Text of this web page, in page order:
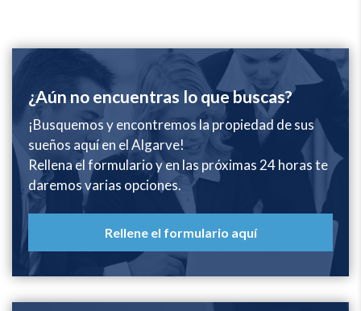
¿Aún no encuentras lo que buscas?
¡Busquemos y encontremos la propiedad de sus
sueños aquí en el Algarve!
Rellena el formulario y en las próximas 24 horas te
daremos varias opciones.
Rellene el formulario aquí